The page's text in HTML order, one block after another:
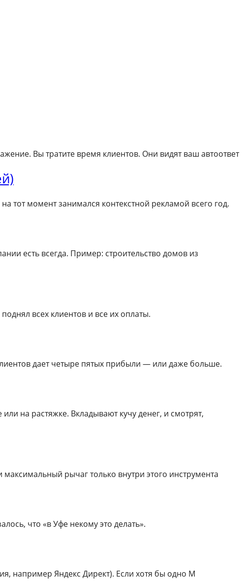
Вы тратите время клиентов. Они видят ваш автоответ
тот момент занимался контекстной рекламой всего год.
есть всегда. Пример: строительство домов из
всех клиентов и все их оплаты.
дает четыре пятых прибыли — или даже больше.
на растяжке. Вкладывают кучу денег, и смотрят,
рычаг только внутри этого инструмента
что «в Уфе некому это делать».
например Яндекс Директ). Если хотя бы одно М